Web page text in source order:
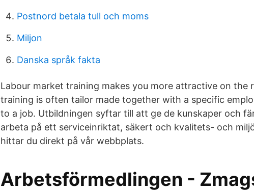
Postnord betala tull och moms
Miljon
Danska språk fakta
Labour market training makes you more attractive on the
training is often tailor made together with a specific
to a job. Utbildningen syftar till att ge de kunskaper och
arbeta på ett serviceinriktat, säkert och kvalitets- och
hittar du direkt på vår webbplats.
Arbetsförmedlingen -